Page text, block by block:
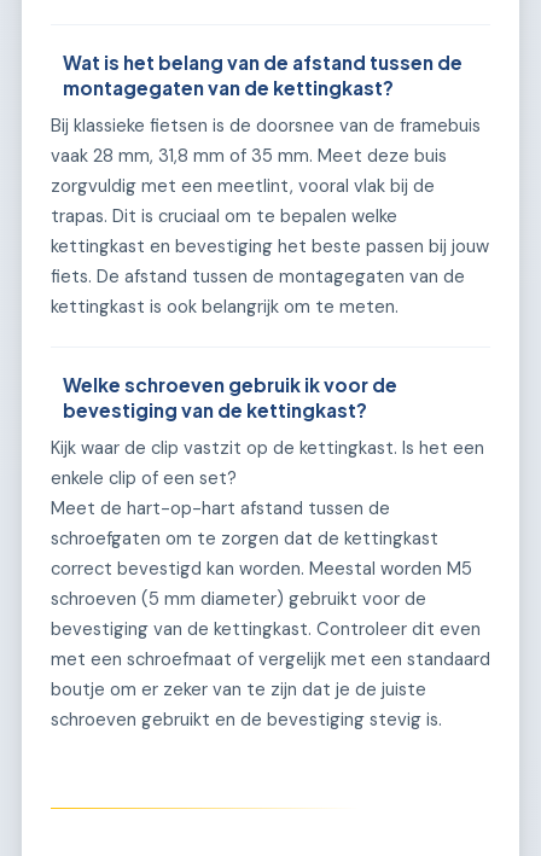
Wat is het belang van de afstand tussen de
montagegaten van de kettingkast?
Bij klassieke fietsen is de doorsnee van de framebuis
vaak 28 mm, 31,8 mm of 35 mm. Meet deze buis
zorgvuldig met een meetlint, vooral vlak bij de
trapas. Dit is cruciaal om te bepalen welke
kettingkast en bevestiging het beste passen bij jouw
fiets. De afstand tussen de montagegaten van de
kettingkast is ook belangrijk om te meten.
Welke schroeven gebruik ik voor de
bevestiging van de kettingkast?
Kijk waar de clip vastzit op de kettingkast. Is het een
enkele clip of een set?
Meet de hart-op-hart afstand tussen de
schroefgaten om te zorgen dat de kettingkast
correct bevestigd kan worden. Meestal worden M5
schroeven (5 mm diameter) gebruikt voor de
bevestiging van de kettingkast. Controleer dit even
met een schroefmaat of vergelijk met een standaard
boutje om er zeker van te zijn dat je de juiste
schroeven gebruikt en de bevestiging stevig is.